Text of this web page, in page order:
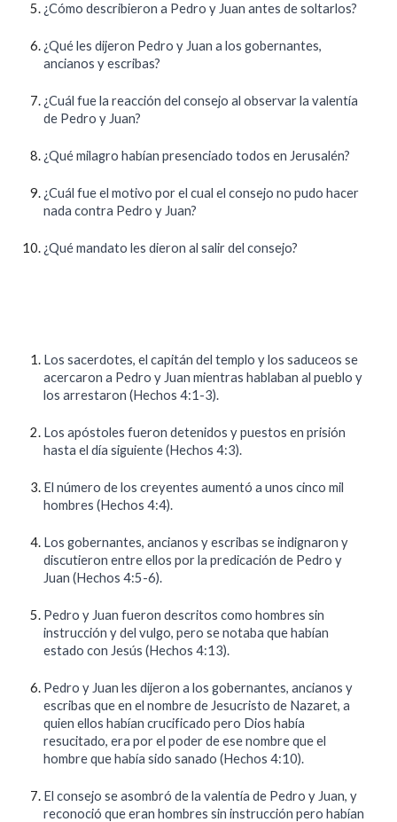
¿Cómo describieron a Pedro y Juan antes de soltarlos?
¿Qué les dijeron Pedro y Juan a los gobernantes,
ancianos y escribas?
¿Cuál fue la reacción del consejo al observar la valentía
de Pedro y Juan?
¿Qué milagro habían presenciado todos en Jerusalén?
¿Cuál fue el motivo por el cual el consejo no pudo hacer
nada contra Pedro y Juan?
¿Qué mandato les dieron al salir del consejo?
Los sacerdotes, el capitán del templo y los saduceos se
acercaron a Pedro y Juan mientras hablaban al pueblo y
los arrestaron (Hechos 4:1-3).
Los apóstoles fueron detenidos y puestos en prisión
hasta el día siguiente (Hechos 4:3).
El número de los creyentes aumentó a unos cinco mil
hombres (Hechos 4:4).
Los gobernantes, ancianos y escribas se indignaron y
discutieron entre ellos por la predicación de Pedro y
Juan (Hechos 4:5-6).
Pedro y Juan fueron descritos como hombres sin
instrucción y del vulgo, pero se notaba que habían
estado con Jesús (Hechos 4:13).
Pedro y Juan les dijeron a los gobernantes, ancianos y
escribas que en el nombre de Jesucristo de Nazaret, a
quien ellos habían crucificado pero Dios había
resucitado, era por el poder de ese nombre que el
hombre que había sido sanado (Hechos 4:10).
El consejo se asombró de la valentía de Pedro y Juan, y
reconoció que eran hombres sin instrucción pero habían